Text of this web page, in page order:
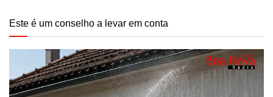
Este é um conselho a levar em conta